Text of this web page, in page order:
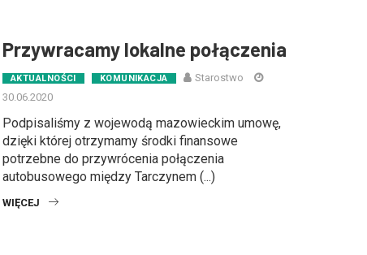
Przywracamy lokalne połączenia
AKTUALNOŚCI KOMUNIKACJA
Starostwo
30.06.2020
Podpisaliśmy z wojewodą mazowieckim umowę,
dzięki której otrzymamy środki finansowe
potrzebne do przywrócenia połączenia
autobusowego między Tarczynem (...)
WIĘCEJ